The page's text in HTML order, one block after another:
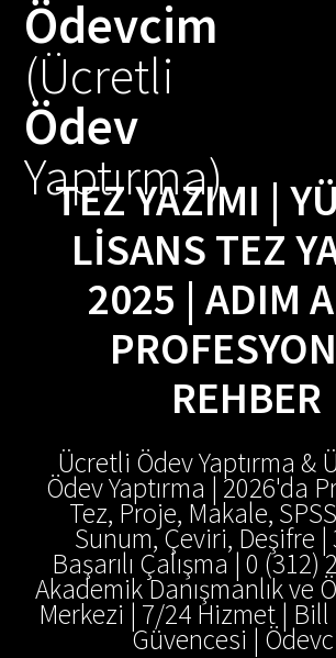
Ödevcim
(Ücretli
Ödev
Yaptırma)
TEZ YAZIMI |
LISANS TEZ
2025 | ADIM
REHBER
Ücretli Ödev Yaptırma &
Ödev Yaptırma | 2026'da
Tez, Proje, Makale,
Sunum, Çeviri, Deşifre |
Başarılı Çalışma | 0 (312)
Akademik Danışmanlık ve
Merkezi | 7/24 Hizmet | Bill
Güvencesi |